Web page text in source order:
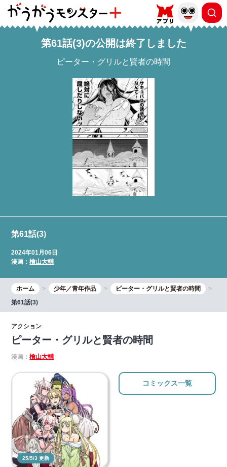
第61話(3)の公開は終了しました
ピーター・グリルと賢者の時間
第61話(3)
2024年01月06日
漫画：檜山大輔
ホーム 少年／青年作品
ピーター・グリルと賢者の時間
第61話(3)
アクション
ピーター・グリルと賢者の時間
漫画：檜山大輔
25/5/3 更新
コミックス一覧